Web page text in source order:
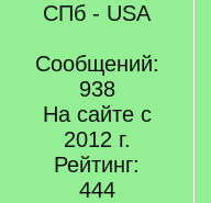
СПб - USA
Сообщений:
938
На сайте с
2012 г.
Рейтинг:
444